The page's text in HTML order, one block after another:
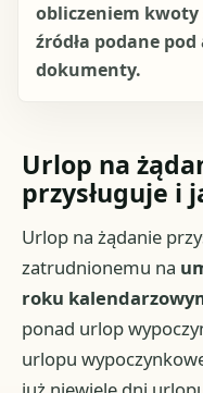
obliczeniem
źródła podane
dokumenty.
Urlop na
przysługuje i
Urlop na żądanie
zatrudnionemu na
roku
ponad urlop
urlopu